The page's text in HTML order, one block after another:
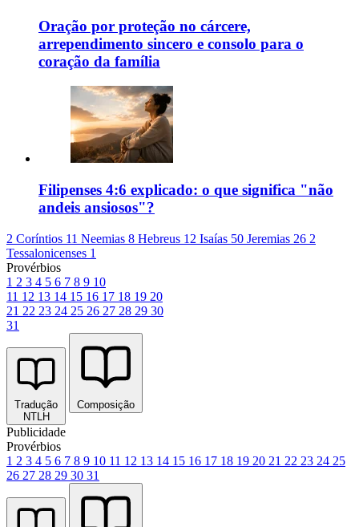
Oração por proteção no cárcere,
arrependimento sincero e consolo para o
coração da família
Filipenses 4:6 explicado: o que significa "não
andeis ansiosos"?
2 Coríntios 11 Neemias 8 Hebreus 12 Isaías 50 Jeremias 26 2
Tessalonicenses 1
Provérbios
1 2 3 4 5 6 7 8 9 10
11 12 13 14 15 16 17 18 19 20
21 22 23 24 25 26 27 28 29 30
31
Tradução
NTLH
Composição
Publicidade
Provérbios
1 2 3 4 5 6 7 8 9 10 11 12 13 14 15 16 17 18 19 20 21 22 23 24 25
26 27 28 29 30 31